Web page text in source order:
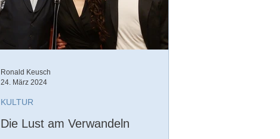
Die Lust am Verwandeln
KULTUR
Ronald Keusch
24. März 2024